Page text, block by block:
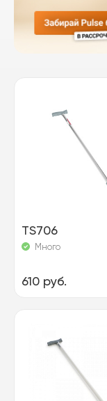
TS706
Много
610 руб.